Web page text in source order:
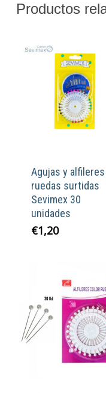
Productos
Agujas y
ruedas surtidas
Sevimex 30
unidades
€1,20